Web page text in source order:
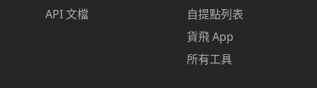
API 文檔
自提點列表
貨飛 App
所有工具